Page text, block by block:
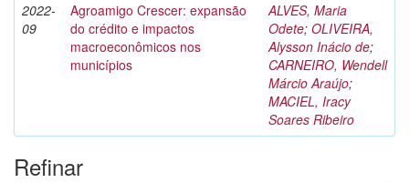
2022-
09
Agroamigo Crescer: expansão
do crédito e impactos
macroeconômicos nos
municípios
ALVES, Maria
Odete; OLIVEIRA,
Alysson Inácio de;
CARNEIRO, Wendell
Márcio Araújo;
MACIEL, Iracy
Soares Ribeiro
Refinar